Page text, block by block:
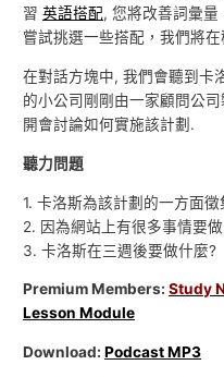
習英語搭配, 您將改善詞彙
嘗試挑選一些搭配，我們將
在對話方塊中, 我們會聽到卡
的小公司剛剛由一家顧問公
開會討論如何實施該計劃.
聽力問題
1. 卡洛斯為該計劃的一方面
2. 因為網站上有很多事情要
3. 卡洛斯在三週後要做什麼?
Premium Members:Study
Lesson Module
Download:Podcast MP3